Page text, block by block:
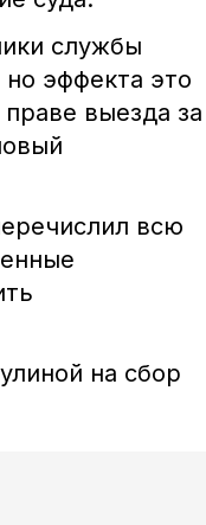
службы
эффекта это
выезда за
всю
на сбор